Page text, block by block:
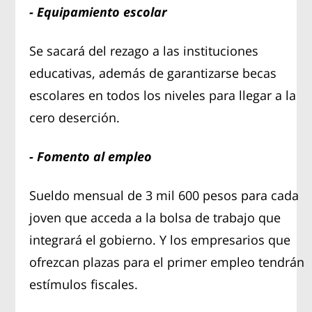
- Equipamiento escolar
Se sacará del rezago a las instituciones
educativas, además de garantizarse becas
escolares en todos los niveles para llegar a la
cero deserción.
- Fomento al empleo
Sueldo mensual de 3 mil 600 pesos para cada
joven que acceda a la bolsa de trabajo que
integrará el gobierno. Y los empresarios que
ofrezcan plazas para el primer empleo tendrán
estímulos fiscales.